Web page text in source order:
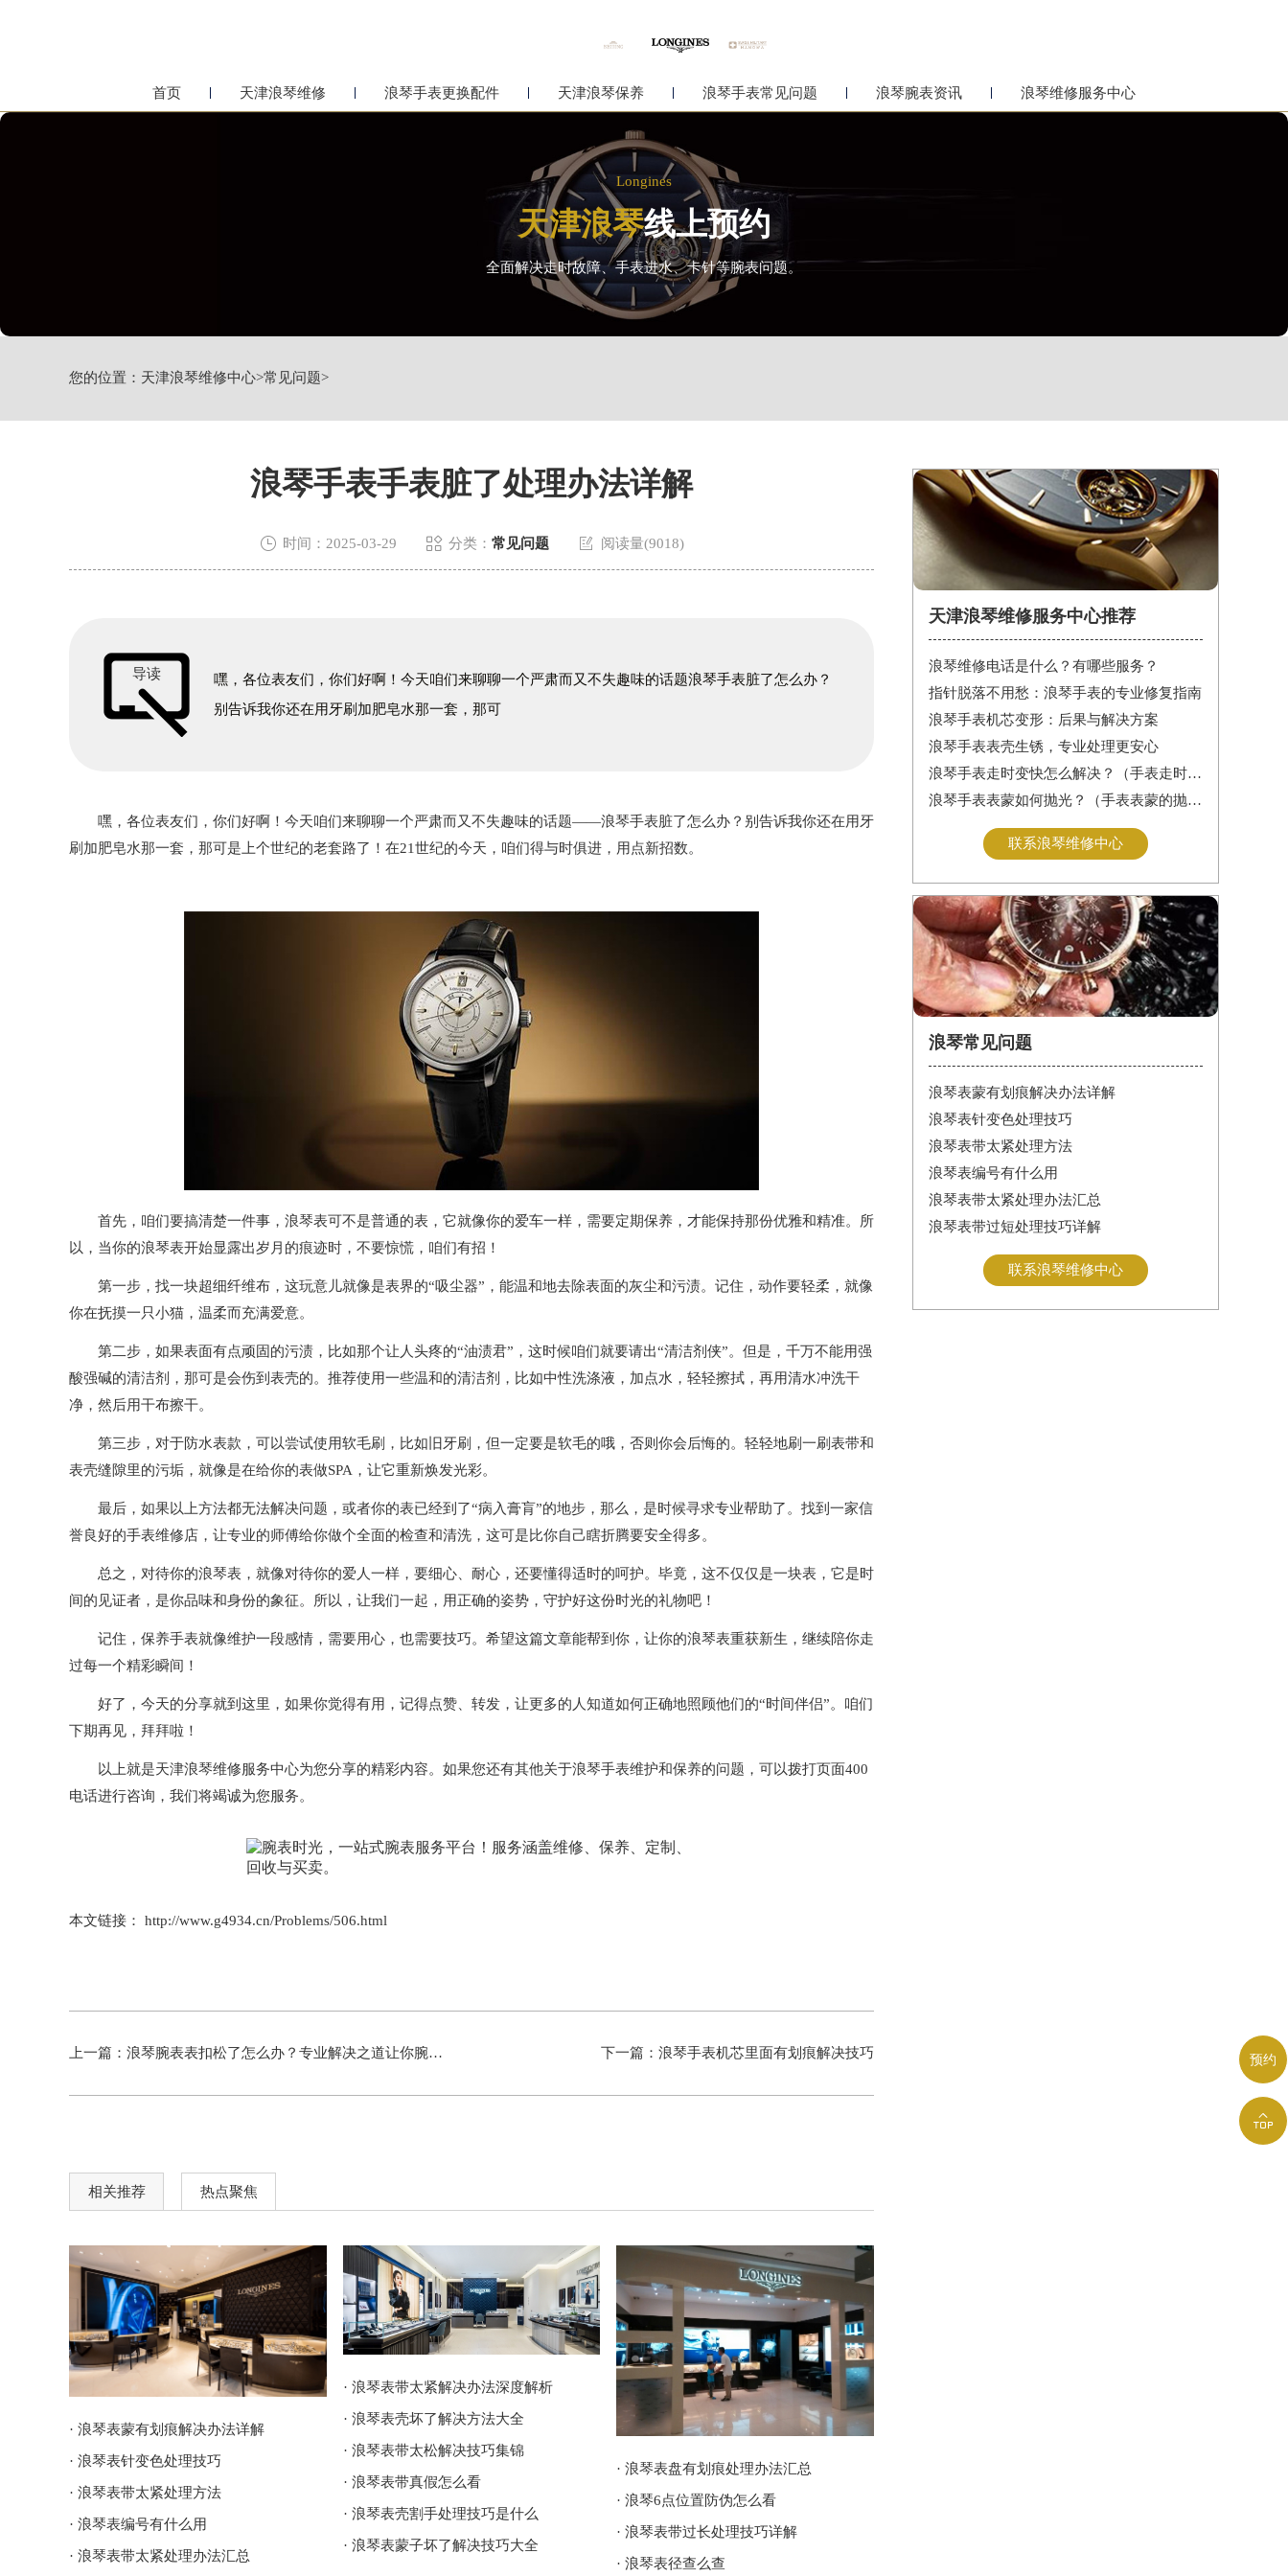
首页 天津浪琴维修 浪琴手表更换配件 天津浪琴保养 浪琴手表常见问题 浪琴腕表资讯 浪琴维修服务中心
Longines
天津浪琴线上预约
全面解决走时故障、手表进水、卡针等腕表问题。
您的位置： 天津浪琴维修中心>常见问题>
浪琴手表手表脏了处理办法详解
 时间：2025-03-29  分类： 常见问题  阅读量(9018)
导读
嘿，各位表友们，你们好啊！今天咱们来聊聊一个严肃而又不失趣味的话题浪琴手表脏了怎么办？
别告诉我你还在用牙刷加肥皂水那一套，那可
嘿，各位表友们，你们好啊！今天咱们来聊聊一个严肃而又不失趣味的话题——浪琴手表脏了怎么办？别告诉我你还在用牙
刷加肥皂水那一套，那可是上个世纪的老套路了！在21世纪的今天，咱们得与时俱进，用点新招数。
首先，咱们要搞清楚一件事，浪琴表可不是普通的表，它就像你的爱车一样，需要定期保养，才能保持那份优雅和精准。所
以，当你的浪琴表开始显露出岁月的痕迹时，不要惊慌，咱们有招！
第一步，找一块超细纤维布，这玩意儿就像是表界的“吸尘器”，能温和地去除表面的灰尘和污渍。记住，动作要轻柔，就像
你在抚摸一只小猫，温柔而充满爱意。
第二步，如果表面有点顽固的污渍，比如那个让人头疼的“油渍君”，这时候咱们就要请出“清洁剂侠”。但是，千万不能用强
酸强碱的清洁剂，那可是会伤到表壳的。推荐使用一些温和的清洁剂，比如中性洗涤液，加点水，轻轻擦拭，再用清水冲洗干
净，然后用干布擦干。
第三步，对于防水表款，可以尝试使用软毛刷，比如旧牙刷，但一定要是软毛的哦，否则你会后悔的。轻轻地刷一刷表带和
表壳缝隙里的污垢，就像是在给你的表做SPA，让它重新焕发光彩。
最后，如果以上方法都无法解决问题，或者你的表已经到了“病入膏肓”的地步，那么，是时候寻求专业帮助了。找到一家信
誉良好的手表维修店，让专业的师傅给你做个全面的检查和清洗，这可是比你自己瞎折腾要安全得多。
总之，对待你的浪琴表，就像对待你的爱人一样，要细心、耐心，还要懂得适时的呵护。毕竟，这不仅仅是一块表，它是时
间的见证者，是你品味和身份的象征。所以，让我们一起，用正确的姿势，守护好这份时光的礼物吧！
记住，保养手表就像维护一段感情，需要用心，也需要技巧。希望这篇文章能帮到你，让你的浪琴表重获新生，继续陪你走
过每一个精彩瞬间！
好了，今天的分享就到这里，如果你觉得有用，记得点赞、转发，让更多的人知道如何正确地照顾他们的“时间伴侣”。咱们
下期再见，拜拜啦！
以上就是天津浪琴维修服务中心为您分享的精彩内容。如果您还有其他关于浪琴手表维护和保养的问题，可以拨打页面400
电话进行咨询，我们将竭诚为您服务。
本文链接： http://www.g4934.cn/Problems/506.html
上一篇： 浪琴腕表表扣松了怎么办？专业解决之道让你腕间风采依旧 下一篇： 浪琴手表机芯里面有划痕解决技巧
相关推荐 热点聚焦
· 浪琴表蒙有划痕解决办法详解
· 浪琴表针变色处理技巧
· 浪琴表带太紧处理方法
· 浪琴表编号有什么用
· 浪琴表带太紧处理办法汇总
· 浪琴表带太紧解决办法深度解析
· 浪琴表壳坏了解决方法大全
· 浪琴表带太松解决技巧集锦
· 浪琴表带真假怎么看
· 浪琴表壳割手处理技巧是什么
· 浪琴表蒙子坏了解决技巧大全
· 浪琴表盘有划痕处理办法汇总
· 浪琴6点位置防伪怎么看
· 浪琴表带过长处理技巧详解
· 浪琴表径查么查
天津浪琴维修服务中心推荐
浪琴维修电话是什么？有哪些服务？
指针脱落不用愁：浪琴手表的专业修复指南
浪琴手表机芯变形：后果与解决方案
浪琴手表表壳生锈，专业处理更安心
浪琴手表走时变快怎么解决？（手表走时变快的解决方法）
浪琴手表表蒙如何抛光？（手表表蒙的抛光方法）
联系浪琴维修中心
浪琴常见问题
浪琴表蒙有划痕解决办法详解
浪琴表针变色处理技巧
浪琴表带太紧处理方法
浪琴表编号有什么用
浪琴表带太紧处理办法汇总
浪琴表带过短处理技巧详解
联系浪琴维修中心
预约
